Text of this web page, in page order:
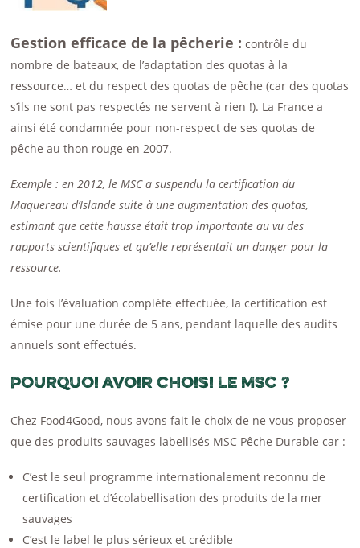
Gestion efficace de la pêcherie : contrôle du
nombre de bateaux, de l’adaptation des quotas à la
ressource… et du respect des quotas de pêche (car des quotas
s’ils ne sont pas respectés ne servent à rien !). La France a
ainsi été condamnée pour non-respect de ses quotas de
pêche au thon rouge en 2007.
Exemple : en 2012, le MSC a suspendu la certification du
Maquereau d’Islande suite à une augmentation des quotas,
estimant que cette hausse était trop importante au vu des
rapports scientifiques et qu’elle représentait un danger pour la
ressource.
Une fois l’évaluation complète effectuée, la certification est
émise pour une durée de 5 ans, pendant laquelle des audits
annuels sont effectués.
Pourquoi avoir choisi le MSC ?
Chez Food4Good, nous avons fait le choix de ne vous proposer
que des produits sauvages labellisés MSC Pêche Durable car :
C’est le seul programme internationalement reconnu de
certification et d’écolabellisation des produits de la mer
sauvages
C’est le label le plus sérieux et crédible